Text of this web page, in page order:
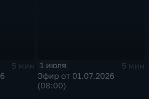
5 мин
1 июля
5 мин
Эфир от 01.07.2026
(08:00)